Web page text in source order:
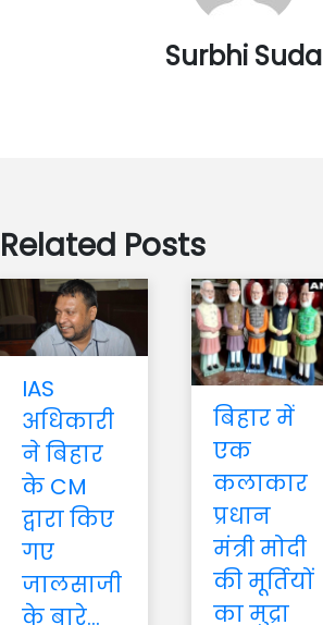
Surbhi Suda
Related Posts
IAS
अधिकारी
ने बिहार
के CM
द्वारा किए
गए
जालसाजी
के बारे...
बिहार में
एक
कलाकार
प्रधान
मंत्री मोदी
की मूर्तियों
का मुद्रा